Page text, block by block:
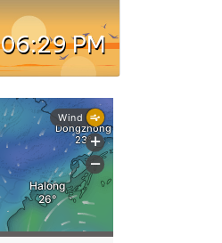
06:29 PM